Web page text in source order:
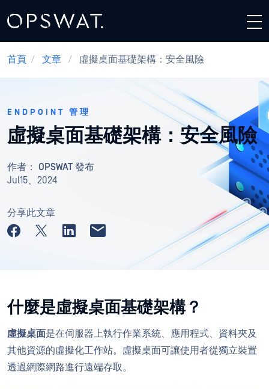
首頁 / 文章 / 虛擬桌面基礎架構：安全風險
ENDPOINT 管理
虛擬桌面基礎架構：安全風險
作者： OPSWAT 發布
Jul15、2024
分享此文章
什麼是虛擬桌面基礎架構？
虛擬桌面是在伺服器上執行作業系統、應用程式、資料夾及
其他資源的虛擬化工作站。虛擬桌面可讓使用者從獨立裝置
透過網際網路進行遠端存取。